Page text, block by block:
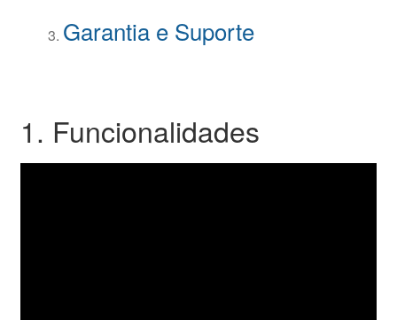
Garantia e Suporte
1. Funcionalidades